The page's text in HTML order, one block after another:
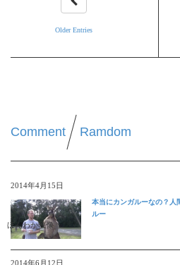
Older Entries
Comment Ramdom
2014年4月15日
ほんわか映像
本当にカンガルーなの？人
ルー
2014年6月12日